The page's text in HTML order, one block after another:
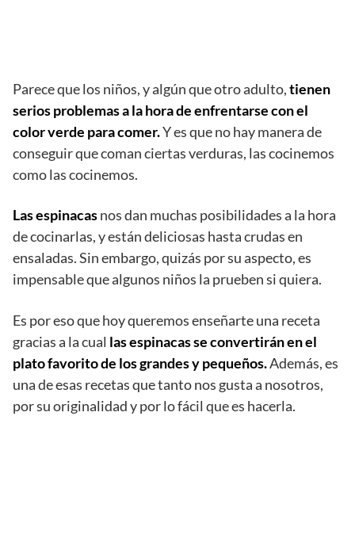
Parece que los niños, y algún que otro adulto,tienen
serios problemas a la hora de enfrentarse con el
color verde para comer.Y es que no hay manera de
conseguir que coman ciertas verduras, las cocinemos
como las cocinemos.
Las espinacasnos dan muchas posibilidades a la hora
de cocinarlas, y están deliciosas hasta crudas en
ensaladas. Sin embargo, quizás por su aspecto, es
impensable que algunos niños la prueben si quiera.
Es por eso que hoy queremos enseñarte una receta
gracias a la cual las espinacas se convertirán en el
plato favorito de los grandes y pequeños.Además, es
una de esas recetas que tanto nos gusta a nosotros,
por su originalidad y por lo fácil que es hacerla.